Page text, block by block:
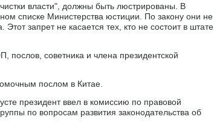
власти", должны быть люстрированы. В
списке Министерства юстиции. По закону они не
запрет не касается тех, кто не состоит в штате
послов, советника и члена президентской
послом в Китае.
президент ввел в комиссию по правовой
по вопросам развития законодательства об